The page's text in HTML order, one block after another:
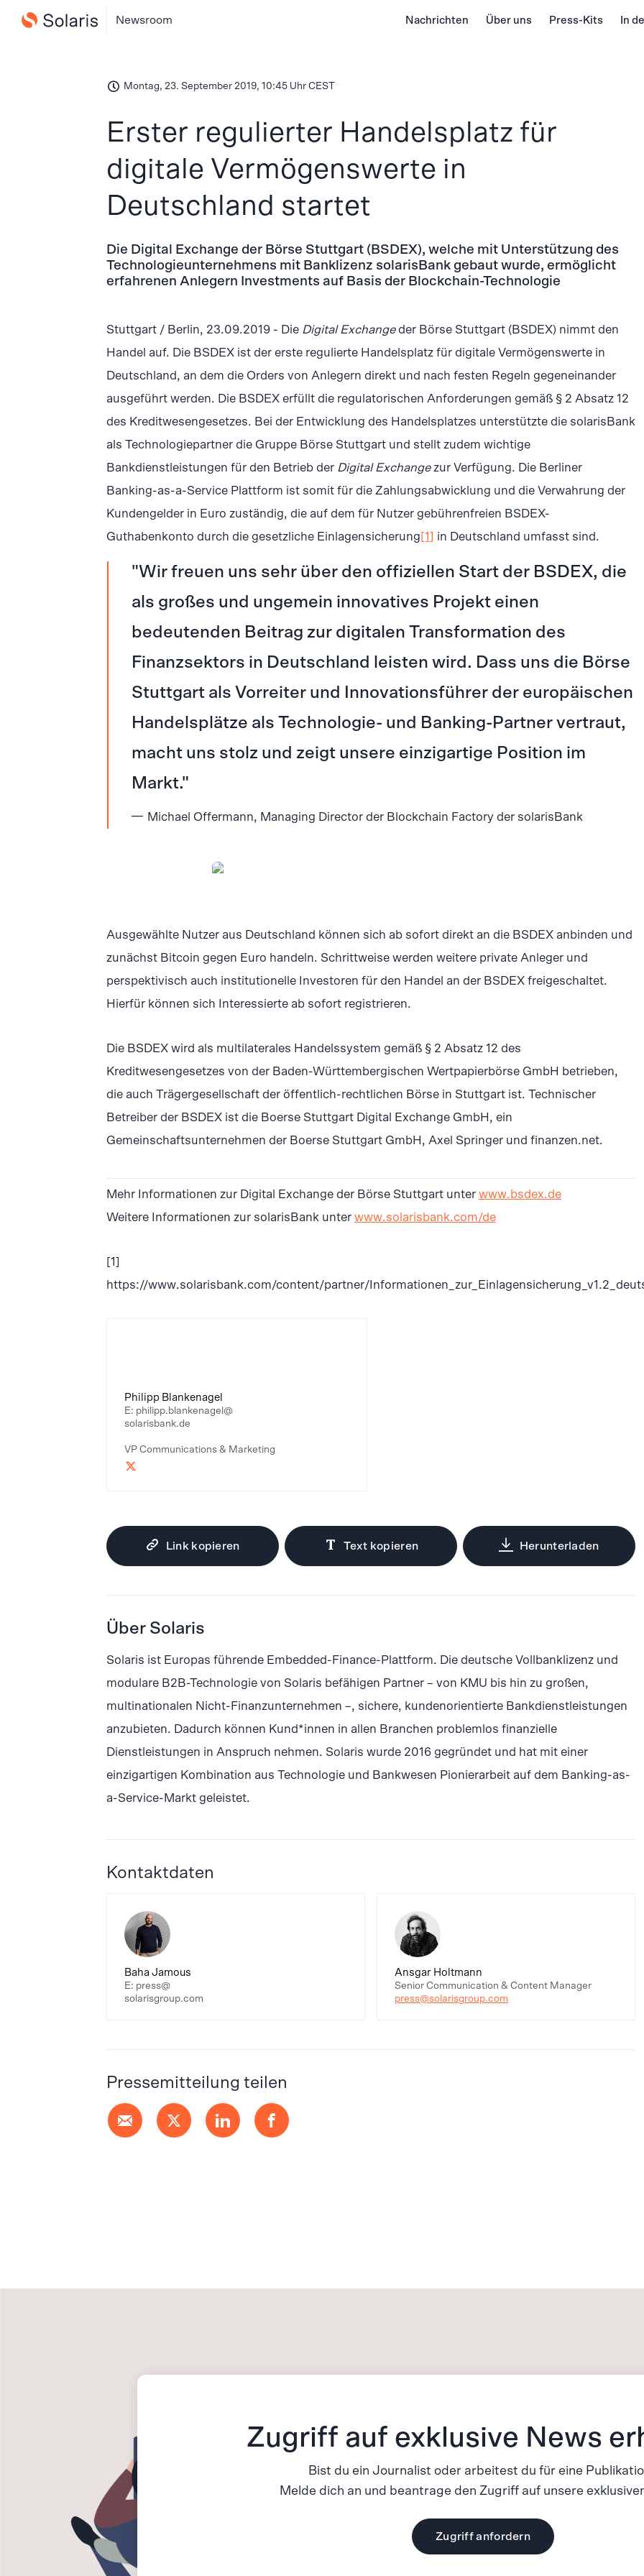
Newsroom Nachrichten Über uns Press-Kits In
Montag, 23. September 2019, 10:45 Uhr CEST
Erster regulierter Handelsplatz für
digitale Vermögenswerte in
Deutschland startet
Die Digital Exchange der Börse Stuttgart (BSDEX), welche mit Unterstützung des
Technologieunternehmens mit Banklizenz solarisBank gebaut wurde, ermöglicht
erfahrenen Anlegern Investments auf Basis der Blockchain-Technologie
Stuttgart / Berlin, 23.09.2019 - Die Digital Exchangeder Börse Stuttgart (BSDEX) nimmt den
Handel auf. Die BSDEX ist der erste regulierte Handelsplatz für digitale Vermögenswerte in
Deutschland, an dem die Orders von Anlegern direkt und nach festen Regeln gegeneinander
ausgeführt werden. Die BSDEX erfüllt die regulatorischen Anforderungen gemäß § 2 Absatz 12
des Kreditwesengesetzes. Bei der Entwicklung des Handelsplatzes unterstützte die solarisBank
als Technologiepartner die Gruppe Börse Stuttgart und stellt zudem wichtige
Bankdienstleistungen für den Betrieb der Digital Exchange zur Verfügung. Die Berliner
Banking-as-a-Service Plattform ist somit für die Zahlungsabwicklung und die Verwahrung der
Kundengelder in Euro zuständig, die auf dem für Nutzer gebührenfreien BSDEX-
Guthabenkonto durch die gesetzliche Einlagensicherung[1] in Deutschland umfasst sind.
Wir freuen uns sehr über den offiziellen Start der BSDEX, die
als großes und ungemein innovatives Projekt einen
bedeutenden Beitrag zur digitalen Transformation des
Finanzsektors in Deutschland leisten wird. Dass uns die Börse
Stuttgart als Vorreiter und Innovationsführer der europäischen
Handelsplätze als Technologie- und Banking-Partner vertraut,
macht uns stolz und zeigt unsere einzigartige Position im
Markt.
Michael Offermann, Managing Director der Blockchain Factory der solarisBank
Ausgewählte Nutzer aus Deutschland können sich ab sofort direkt an die BSDEX anbinden und
zunächst Bitcoin gegen Euro handeln. Schrittweise werden weitere private Anleger und
perspektivisch auch institutionelle Investoren für den Handel an der BSDEX freigeschaltet.
Hierfür können sich Interessierte ab sofort registrieren.
Die BSDEX wird als multilaterales Handelssystem gemäß § 2 Absatz 12 des
Kreditwesengesetzes von der Baden-Württembergischen Wertpapierbörse GmbH betrieben,
die auch Trägergesellschaft der öffentlich-rechtlichen Börse in Stuttgart ist. Technischer
Betreiber der BSDEX ist die Boerse Stuttgart Digital Exchange GmbH, ein
Gemeinschaftsunternehmen der Boerse Stuttgart GmbH, Axel Springer und finanzen.net.
Mehr Informationen zur Digital Exchange der Börse Stuttgart unter www.bsdex.de
Weitere Informationen zur solarisBank unter www.solarisbank.com/de
[1]
https://www.solarisbank.com/content/partner/
Philipp Blankenagel
E: philipp.blankenagel@
solarisbank.de
VP Communications & Marketing
Link kopieren Text kopieren Herunterladen
Über Solaris
Solaris ist Europas führende Embedded-Finance-Plattform. Die deutsche Vollbanklizenz und
modulare B2B-Technologie von Solaris befähigen Partner – von KMU bis hin zu großen,
multinationalen Nicht-Finanzunternehmen –, sichere, kundenorientierte Bankdienstleistungen
anzubieten. Dadurch können Kund*innen in allen Branchen problemlos finanzielle
Dienstleistungen in Anspruch nehmen. Solaris wurde 2016 gegründet und hat mit einer
einzigartigen Kombination aus Technologie und Bankwesen Pionierarbeit auf dem Banking-as-
a-Service-Markt geleistet.
Kontaktdaten
Baha Jamous
E: press@
solarisgroup.com
Ansgar Holtmann
Senior Communication & Content Manager
press@solarisgroup.com
Pressemitteilung teilen
Zugriff auf exklusive News
Bist du ein Journalist oder arbeitest du für eine
Melde dich an und beantrage den Zugriff auf unsere
Zugriff anfordern